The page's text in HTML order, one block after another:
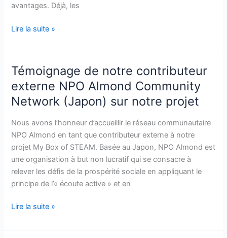
avantages. Déjà, les
Lire la suite »
Témoignage de notre contributeur
externe NPO Almond Community
Network (Japon) sur notre projet
Nous avons l’honneur d’accueillir le réseau communautaire
NPO Almond en tant que contributeur externe à notre
projet My Box of STEAM. Basée au Japon, NPO Almond est
une organisation à but non lucratif qui se consacre à
relever les défis de la prospérité sociale en appliquant le
principe de l’« écoute active » et en
Témoignage
notre
contributeur
externe
NPO
Almond
Community
Network
(Japon)
sur
notre
Lire la suite »